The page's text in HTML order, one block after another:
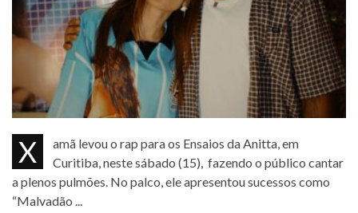
Xamã levou o rap para os Ensaios da Anitta, em
Curitiba, neste sábado (15), fazendo o público cantar
a plenos pulmões. No palco, ele apresentou sucessos como
“Malvadão ...